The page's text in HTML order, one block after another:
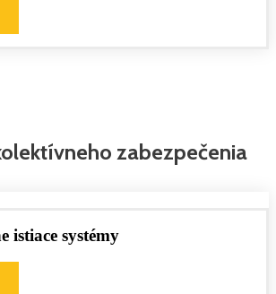
zabezpečenia
istiace systémy